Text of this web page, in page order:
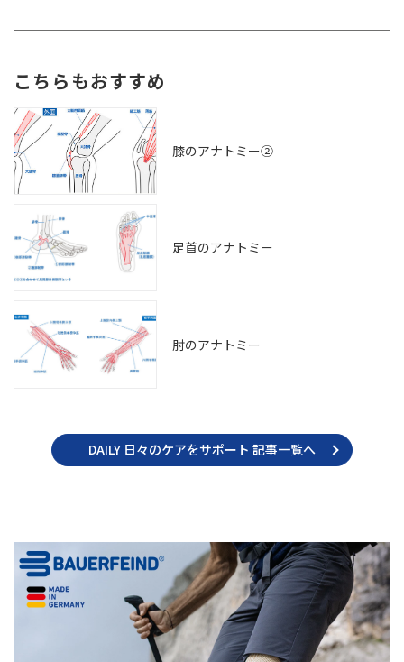
こちらもおすすめ
膝のアナトミー②
足首のアナトミー
肘のアナトミー
DAILY 日々のケアをサポート 記事一覧へ